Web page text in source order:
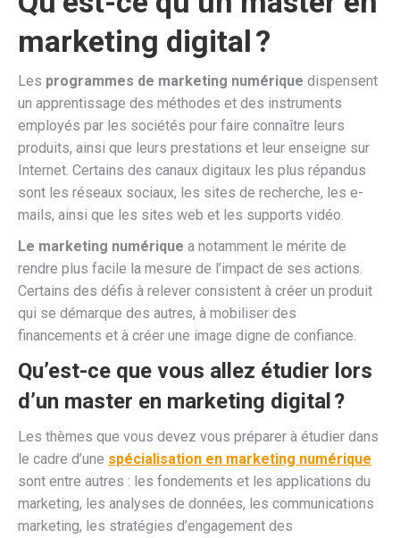
marketing digital ?
Les programmes de marketing numérique dispensent
un apprentissage des méthodes et des instruments
employés par les sociétés pour faire connaître leurs
produits, ainsi que leurs prestations et leur enseigne sur
Internet. Certains des canaux digitaux les plus répandus
sont les réseaux sociaux, les sites de recherche, les e-
mails, ainsi que les sites web et les supports vidéo.
Le marketing numérique a notamment le mérite de
rendre plus facile la mesure de l’impact de ses actions.
Certains des défis à relever consistent à créer un produit
qui se démarque des autres, à mobiliser des
financements et à créer une image digne de confiance.
Qu’est-ce que vous allez étudier lors
d’un master en marketing digital ?
Les thèmes que vous devez vous préparer à étudier dans
le cadre d’une spécialisation en marketing numérique
sont entre autres : les fondements et les applications du
marketing, les analyses de données, les communications
marketing, les stratégies d’engagement des